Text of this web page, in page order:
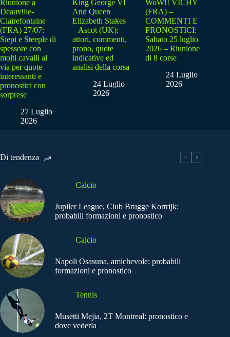
Riunione a
Deauville-
Clairefontaine
(FRA) 27/07:
Siepi e Steeple di
spessore con
molti cavalli al
via per quote
interessanti e
pronostici con
sorprese
27 Luglio
2026
King George VI
And Queen
Elizabeth Stakes
– Ascot (UK):
attori, commenti,
prono, quote
indicative ed
analisi della corsa
24 Luglio
2026
WoW!! VICHY
(FRA) –
COMMENTI E
PRONOSTICI:
Sabato 25 luglio
2026 – Riunione
di 8 corse
24 Luglio
2026
Di tendenza
Calcio
Jupiler League, Club Brugge Kortrijk:
probabili formazioni e pronostico
Calcio
Napoli Osasuna, amichevole: probabili
formazioni e pronostico
Tennis
Musetti Mejia, 2T Montreal: pronostico e
dove vederla